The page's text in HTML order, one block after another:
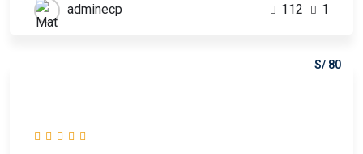
adminecp 112 1
S/ 80